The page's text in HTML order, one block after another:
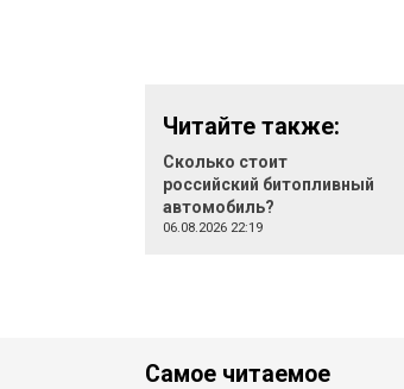
Читайте также:
Сколько стоит
российский битопливный
автомобиль?
06.08.2026 22:19
Самое читаемое